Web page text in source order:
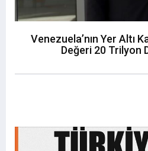
Venezuela’nın Yer Altı
Değeri 20 Trilyon